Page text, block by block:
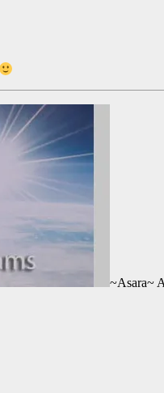
~Asara~